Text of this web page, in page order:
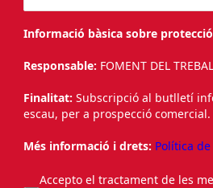
Informació bàsica sobre
Responsable: FOMENT DEL
Finalitat: Subscripció al butlletí
escau, per a prospecció comercial.
Més informació i drets: Política
Accepto el tractament de les